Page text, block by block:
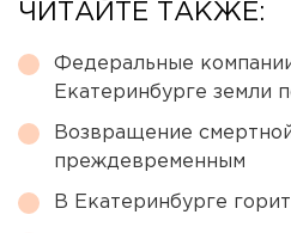
ЧИТАЙТЕ ТАКЖЕ:
Федеральные
Екатеринбурге земли
Возвращение
преждевременным
В Екатеринбурге